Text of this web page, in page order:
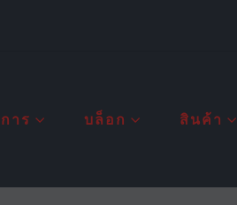
าร บล็อก สินค้า